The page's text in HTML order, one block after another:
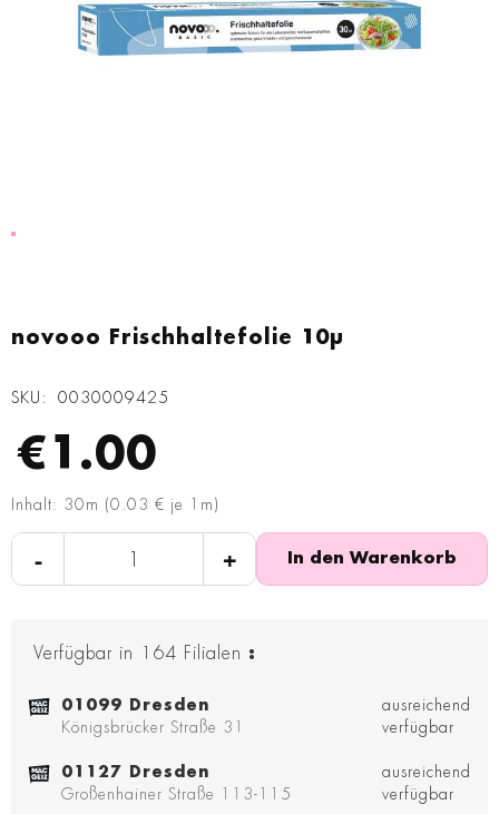
novooo Frischhaltefolie 10µ
SKU 0030009425
€1.00
Inhalt: 30m (0.03 € je 1m)
- + In den Warenkorb
Verfügbar in 164 Filialen :
01099 Dresden
Königsbrücker Straße 31
ausreichend
verfügbar
01127 Dresden
Großenhainer Straße 113-115
ausreichend
verfügbar
Anfang
springen